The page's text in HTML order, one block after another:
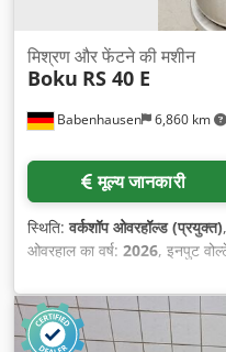
Babenhausen 6,860 km
मिश्रण और फेंटने की मशीन
Boku RS 40 E
मूल्य जानकारी
स्थिति:वर्कशॉप ओवरहॉल्ड (प्रयुक्त)
ओवरहाल का वर्ष: 2026, इनपुट
550 मिमी, कुल ऊँचाई:1,670 मिमी
50 Hz, खाली वजन:258 किग्रा,